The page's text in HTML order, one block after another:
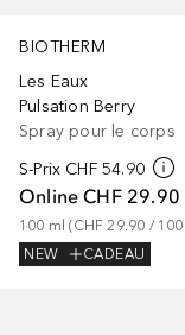
BIOTHERM
Les Eaux
Pulsation Berry
Spray pour le corps
S-Prix CHF 54.90
Online CHF 29.90
100 ml (CHF 29.90 / 100
NEW
CADEAU